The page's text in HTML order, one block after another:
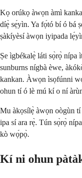
Kọ orúkọ àwọn àmì
díẹ̀ sẹ́yìn. Ya fọ́tó bí ó bá
ṣàkíyèsí àwọn iyipada
Ṣe ìgbékalẹ̀ láti sọ̀rọ̀ nípa
sunburns nígbà èwe,
kankan. Àwọn ìsọfúnni
ohun tí ó lè mú kí o ní
Mu àkọsílẹ̀ àwọn oògùn
ipa sí ara rẹ̀. Tún sọ̀rọ̀
kò wọ́pọ̀.
Kí ni ohun